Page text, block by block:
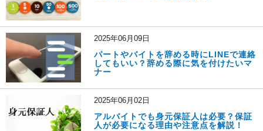
2025年06月09日
パートやバイトを辞める時にLINEで連絡
してもいい？辞める際に気を付けたいマ
ナー
2025年06月02日
アルバイトでも身元保証人は必要？保証
人が必要になる理由や注意点を解説！